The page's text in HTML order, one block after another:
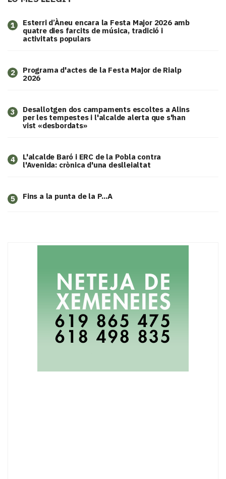
1
Esterri d’Àneu encara la Festa Major 2026 amb
quatre dies farcits de música, tradició i
activitats populars
2
Programa d'actes de la Festa Major de Rialp
2026
3
​Desallotgen dos campaments escoltes a Alins
per les tempestes i l'alcalde alerta que s'han
vist «desbordats»
4
L'alcalde Baró i ERC de la Pobla contra
l'Avenida: crònica d'una deslleialtat
5 Fins a la punta de la P...A